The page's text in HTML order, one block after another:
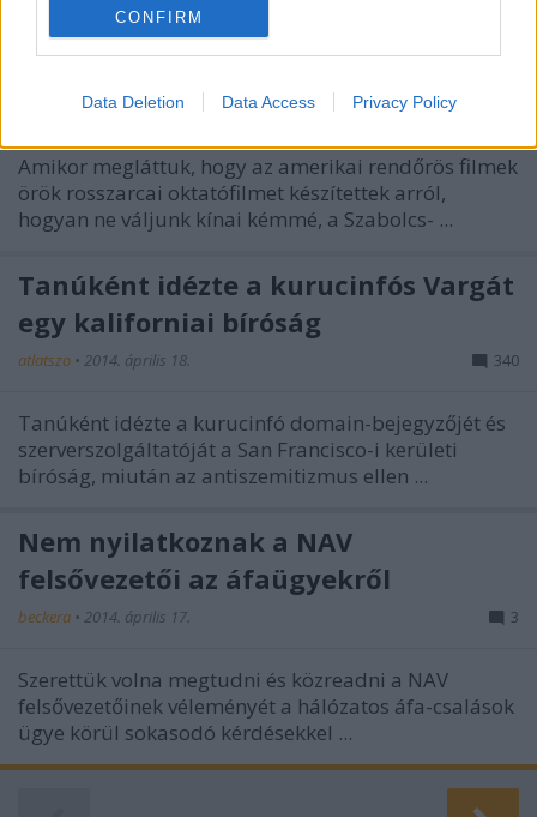
CONFIRM
Data Deletion Data Access Privacy Policy
A hét videója: FBI-oktatófilm, hogyan
ne váljunk kínai ügynökké
2014. április 20.
Amikor megláttuk, hogy az amerikai rendőrös filmek
örök rosszarcai oktatófilmet készítettek arról,
hogyan ne váljunk kínai kémmé, a Szabolcs- ...
Tanúként idézte a kurucinfós Vargát
egy kaliforniai bíróság
atlatszo • 2014. április 18. 340
Tanúként idézte a kurucinfó domain-bejegyzőjét és
szerverszolgáltatóját a San Francisco-i kerületi
bíróság, miután az antiszemitizmus ellen ...
Nem nyilatkoznak a NAV
felsővezetői az áfaügyekről
beckera • 2014. április 17. 3
Szerettük volna megtudni és közreadni a NAV
felsővezetőinek véleményét a hálózatos áfa-csalások
ügye körül sokasodó kérdésekkel ...